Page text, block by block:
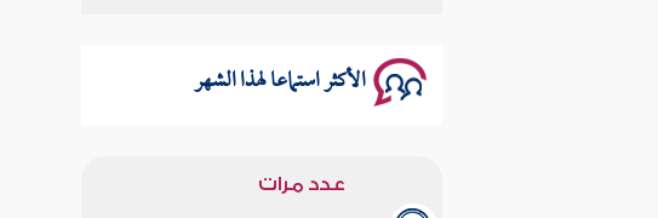
الأكثر استماعا لهذا الشهر
عدد مرات